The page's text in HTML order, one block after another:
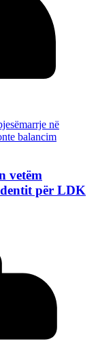
vetëm
për LDK